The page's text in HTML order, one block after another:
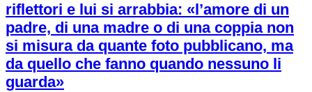
riflettori e lui si arrabbia: «l’amore di un
padre, di una madre o di una coppia non
si misura da quante foto pubblicano, ma
da quello che fanno quando nessuno li
guarda»